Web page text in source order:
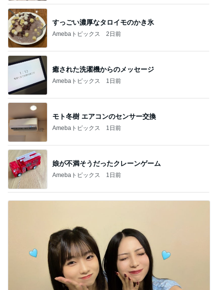
すっごい濃厚なタロイモのかき氷
Amebaトピックス 2日前
癒された洗濯機からのメッセージ
Amebaトピックス 1日前
モト冬樹 エアコンのセンサー交換
Amebaトピックス 1日前
娘が不満そうだったクレーンゲーム
Amebaトピックス 1日前